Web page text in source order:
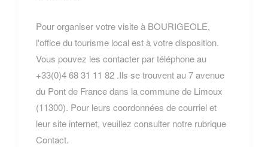
Pour organiser votre visite à BOURIGEOLE,
l'office du tourisme local est à votre disposition.
Vous pouvez les contacter par téléphone au
+33(0)4 68 31 11 82 .Ils se trouvent au 7 avenue
du Pont de France dans la commune de Limoux
(11300). Pour leurs coordonnées de courriel et
leur site internet, veuillez consulter notre rubrique
Contact.